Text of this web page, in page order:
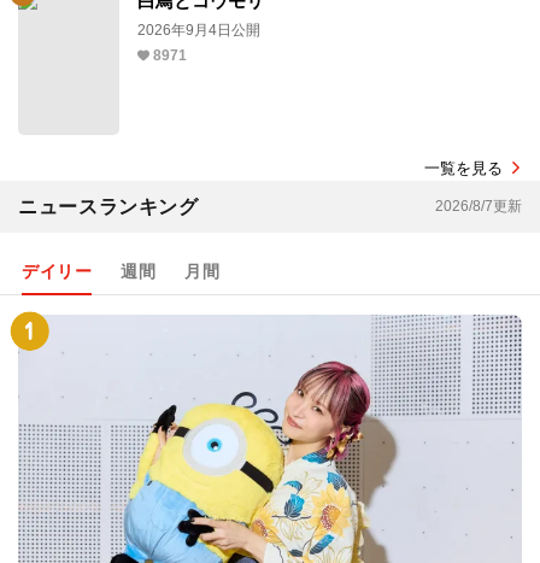
2026年9月4日公開
8971
一覧を見る
ニュースランキング 2026/8/7更新
デイリー 週間 月間